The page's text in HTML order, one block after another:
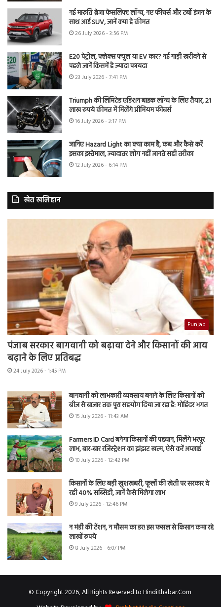
नई मारुति ब्रेजा फेसलिफ्ट लॉन्च, नए फीचर्स और टर्बो इंजन के
साथ आई SUV, जानें क्या है कीमत
26 July 2026 - 3:56 PM
E20 पेट्रोल, फ्लेक्स फ्यूल या EV कार? नई गाड़ी खरीदने से
पहले जानें किसमें है ज्यादा फायदा
23 July 2026 - 7:41 PM
Triumph की लिमिटेड एडिशन बाइक लॉन्च के लिए तैयार, 21
लाख रुपये कीमत में मिलेंगे प्रीमियम फीचर्स
16 July 2026 - 3:17 PM
जानिए Hazard Light का क्या काम है, कब और कैसे करें
इसका इस्तेमाल, ज्यादातर लोग नहीं जानते सही तरीका
12 July 2026 - 6:14 PM
खेत खलिहान
Punjab
पंजाब सरकार बागवानी को बढ़ावा देने और किसानों की आय
बढ़ाने के लिए प्रतिबद्ध
24 July 2026 - 1:45 PM
बागवानी को लाभकारी व्यवसाय बनाने के लिए किसानों को
बीज से बाजार तक पूरा सहयोग दिया जा रहा है: मोहिंदर भगत
15 July 2026 - 11:43 AM
Farmers ID Card बनेगा किसानों की पहचान, मिलेंगे भरपूर
लाभ, बार-बार रजिस्ट्रेशन का झंझट खत्म, ऐसे करें अप्लाई
10 July 2026 - 12:42 PM
किसानों के लिए बड़ी खुशखबरी, फूलों की खेती पर सरकार दे
रही 40% सब्सिडी, जानें कैसे मिलेगा लाभ
9 July 2026 - 12:46 PM
न मंडी की टेंशन, न मौसम का डर! इस फसल से किसान कमा रहे
लाखों रुपये
8 July 2026 - 6:07 PM
© Copyright 2026, All Rights Reserved to HindiKhabar.Com